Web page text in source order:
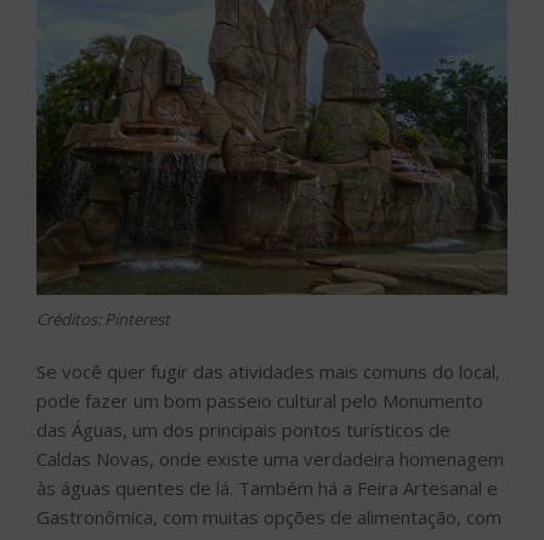
Créditos: Pinterest
Se você quer fugir das atividades mais comuns do local,
pode fazer um bom passeio cultural pelo Monumento
das Águas, um dos principais pontos turísticos de
Caldas Novas, onde existe uma verdadeira homenagem
às águas quentes de lá. Também há a Feira Artesanal e
Gastronômica, com muitas opções de alimentação, com